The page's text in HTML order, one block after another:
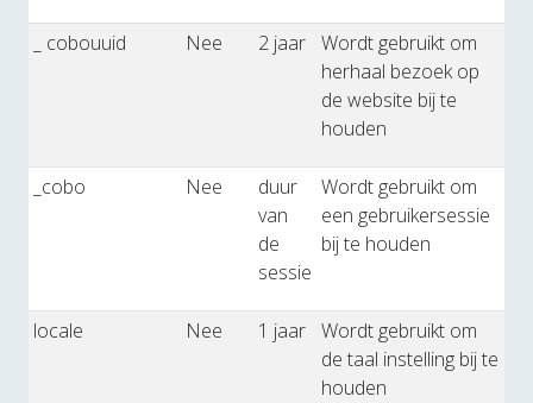
_ cobouuid Nee 2 jaar Wordt gebruikt om
herhaal bezoek op
de website bij te
houden
_cobo Nee
duur
van
de
sessie
Wordt gebruikt om
een gebruikersessie
bij te houden
locale Nee 1 jaar Wordt gebruikt om
de taal instelling bij te
houden